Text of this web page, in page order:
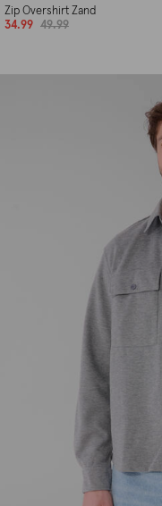
Zip Overshirt Zand
34.99
49.99